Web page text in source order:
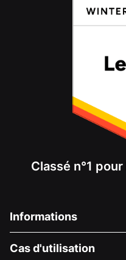
Classé n°1
Informations
À propos de nous
Cas d'utilisation